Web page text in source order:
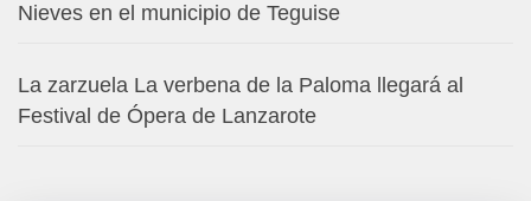
Nieves en el municipio de Teguise
La zarzuela La verbena de la Paloma llegará al
Festival de Ópera de Lanzarote